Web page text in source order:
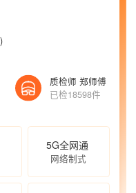
质检师 郑师傅
已检18598件
5G全网通
网络制式